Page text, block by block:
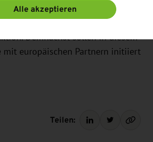
im Bereich Smart Farming.
Demnächst sollen in diesem
mit europäischen Partnern initiiert
Teilen:
finden Sie in unseren
und ergänzend in unserem
Alle akzeptieren